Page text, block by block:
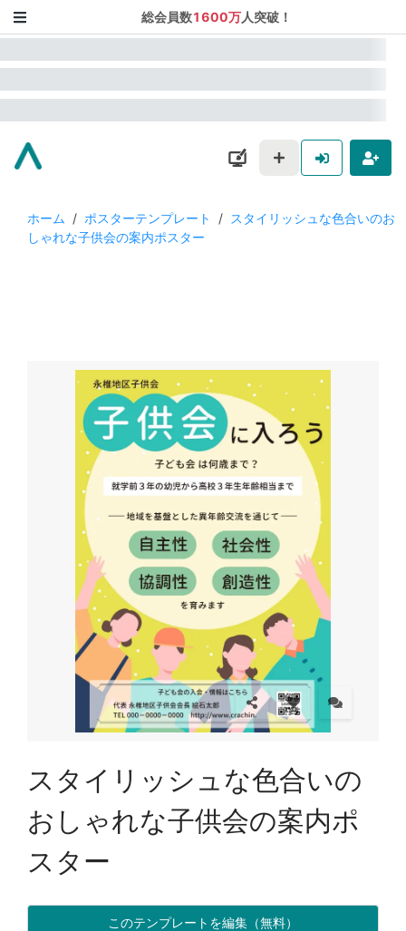
総会員数1600万人突破！
ホーム / ポスターテンプレート / スタイリッシュな色合いのお
しゃれな子供会の案内ポスター
スタイリッシュな色合いの
おしゃれな子供会の案内ポ
スター
このテンプレートを編集（無料）